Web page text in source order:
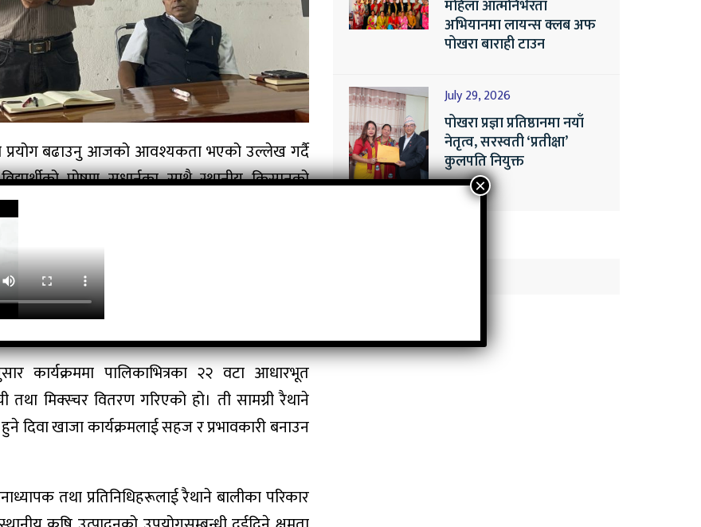
प्रयोग बढाउनु आजको आवश्यकता भएको उल्लेख गर्दै
पोषण सुधार्नुका साथै स्थानीय किसानको
विद्यालयमा सञ्चालित दिवा खाजा कार्यक्रमलाई अझ
निरन्तर सहकार्य र सहयोगका लागि प्रतिबद्ध रहेको
सदुपयोग गर्दै कार्यक्रमलाई दीर्घकालीन र
कार्यक्रममा पालिकाभित्रका २२ वटा आधारभूत
मिक्स्चर वितरण गरिएको हो। ती सामग्री रैथाने
दिवा खाजा कार्यक्रमलाई सहज र प्रभावकारी बनाउन
तथा प्रतिनिधिहरूलाई रैथाने बालीका परिकार
महिला आत्मनिर्भरता
अभियानमा लायन्स क्लब अफ
पोखरा बाराही टाउन
July 29, 2026
पोखरा प्रज्ञा प्रतिष्ठानमा नयाँ
नेतृत्व, सरस्वती ‘प्रतीक्षा’
कुलपति नियुक्त